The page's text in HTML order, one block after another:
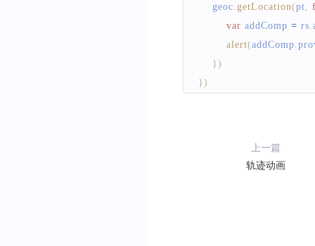
    geoc
getLocation(pt
var addComp = rs
alert(addComp
})
})
上一篇
轨迹动画